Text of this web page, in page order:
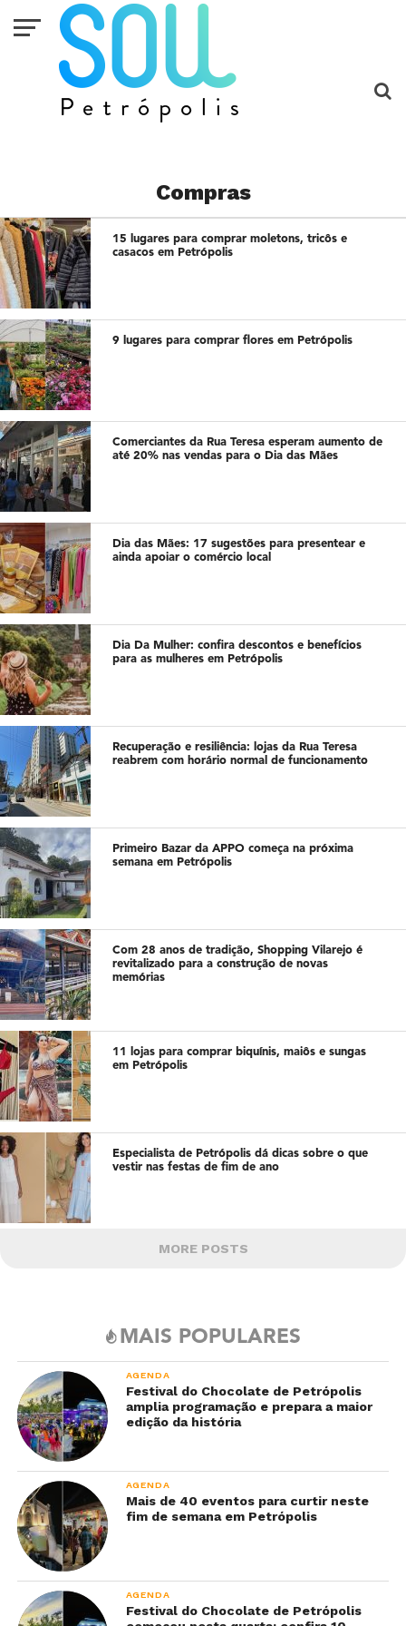
Compras
15 lugares para comprar moletons, tricôs e
casacos em Petrópolis
9 lugares para comprar flores em Petrópolis
Comerciantes da Rua Teresa esperam aumento de
até 20% nas vendas para o Dia das Mães
Dia das Mães: 17 sugestões para presentear e
ainda apoiar o comércio local
Dia Da Mulher: confira descontos e benefícios
para as mulheres em Petrópolis
Recuperação e resiliência: lojas da Rua Teresa
reabrem com horário normal de funcionamento
Primeiro Bazar da APPO começa na próxima
semana em Petrópolis
Com 28 anos de tradição, Shopping Vilarejo é
revitalizado para a construção de novas
memórias
11 lojas para comprar biquínis, maiôs e sungas
em Petrópolis
Especialista de Petrópolis dá dicas sobre o que
vestir nas festas de fim de ano
MORE POSTS
MAIS POPULARES
AGENDA
Festival do Chocolate de Petrópolis
amplia programação e prepara a maior
edição da história
AGENDA
Mais de 40 eventos para curtir neste
fim de semana em Petrópolis
AGENDA
Festival do Chocolate de Petrópolis